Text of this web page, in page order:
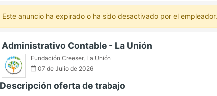
Este anuncio ha expirado o ha sido desactivado por el empleador.
Administrativo Contable - La Unión
Fundación Creeser, La Unión
07 de Julio de 2026
Descripción oferta de trabajo